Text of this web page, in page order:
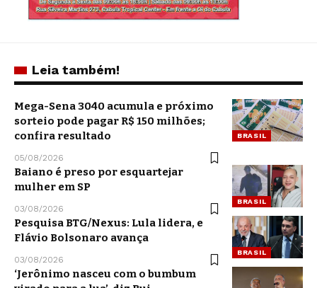
Leia também!
BRASIL
Mega-Sena 3040 acumula e próximo
sorteio pode pagar R$ 150 milhões;
confira resultado
05/08/2026
BRASIL
Baiano é preso por esquartejar
mulher em SP
03/08/2026
BRASIL
Pesquisa BTG/Nexus: Lula lidera, e
Flávio Bolsonaro avança
03/08/2026
‘Jerônimo nasceu com o bumbum